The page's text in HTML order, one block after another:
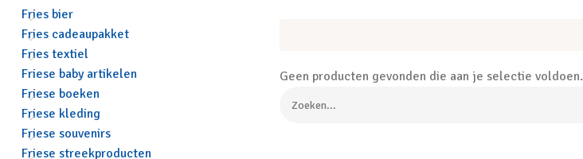
Fries bier
Fries cadeaupakket
Fries textiel
Friese baby artikelen
Friese boeken
Friese kleding
Friese souvenirs
Friese streekproducten
Geen producten gevonden die aan je selectie voldoen.